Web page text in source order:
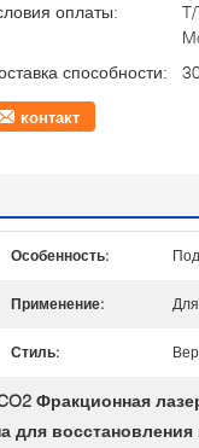
оплаты:
способности:
контакт
Особенность:
Применение:
Стиль:
Фракционная
для восстановления